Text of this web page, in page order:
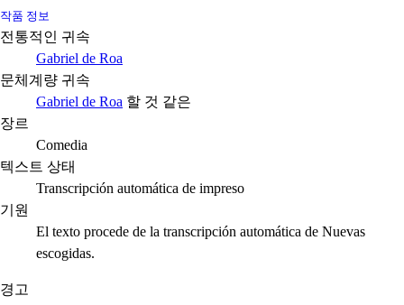
작품 정보
전통적인 귀속
Gabriel de Roa
문체계량 귀속
Gabriel de Roa 할 것 같은
장르
Comedia
텍스트 상태
Transcripción automática de impreso
기원
El texto procede de la transcripción automática de Nuevas
escogidas.
경고